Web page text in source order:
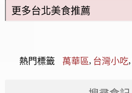
更多台北美食推薦
熱門標籤 萬華區, 台灣小吃,